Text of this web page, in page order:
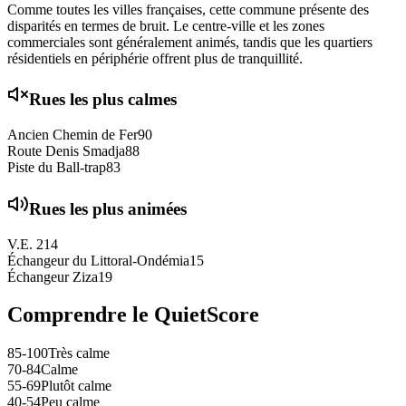
Comme toutes les villes françaises, cette commune présente des
disparités en termes de bruit. Le centre-ville et les zones
commerciales sont généralement animés, tandis que les quartiers
résidentiels en périphérie offrent plus de tranquillité.
Rues les plus calmes
Ancien Chemin de Fer90
Route Denis Smadja88
Piste du Ball-trap83
Rues les plus animées
V.E. 214
Échangeur du Littoral-Ondémia15
Échangeur Ziza19
Comprendre le QuietScore
85-100Très calme
70-84Calme
55-69Plutôt calme
40-54Peu calme